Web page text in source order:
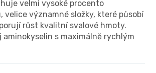
velmi vysoké procento
významné složky, které působí
růst kvalitní svalové hmoty.
s maximálně rychlým